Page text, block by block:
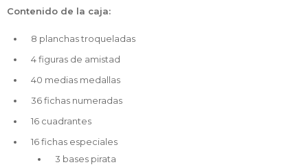
Contenido de la caja:
8 planchas troqueladas
4 figuras de amistad
40 medias medallas
36 fichas numeradas
16 cuadrantes
16 fichas especiales
3 bases pirata